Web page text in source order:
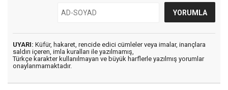
UYARI: Küfür, hakaret, rencide edici cümleler veya imalar, inançlara
saldırı içeren, imla kuralları ile yazılmamış,
Türkçe karakter kullanılmayan ve büyük harflerle yazılmış yorumlar
onaylanmamaktadır.